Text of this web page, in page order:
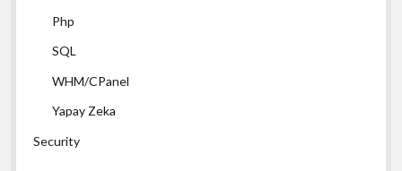
Php
SQL
WHM/CPanel
Yapay Zeka
Security